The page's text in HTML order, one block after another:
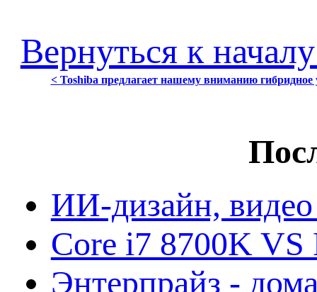
Вернуться к
< Toshiba предлагает нашему вниманию гибридное
ИИ-дизайн,
Core i7 8700K VS
Энтерпрайз -